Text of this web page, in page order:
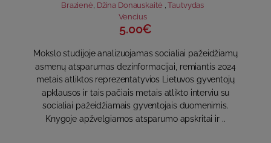
Brazienė Džina Donauskaitė ,Tautvydas
Vencius
5.00€
Mokslo studijoje analizuojamas socialiai pažeidžiamų
asmenų atsparumas dezinformacijai, remiantis 2024
metais atliktos reprezentatyvios Lietuvos gyventojų
apklausos ir tais pačiais metais atlikto interviu su
socialiai pažeidžiamais gyventojais duomenimis.
Knygoje apžvelgiamos atsparumo apskritai ir ..